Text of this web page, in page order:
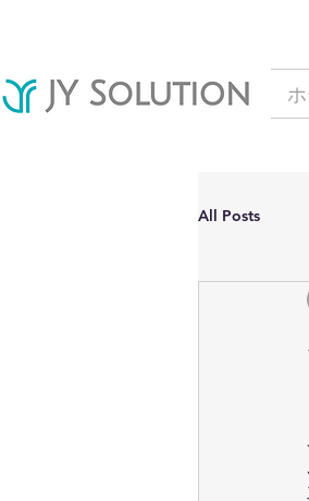
All Posts